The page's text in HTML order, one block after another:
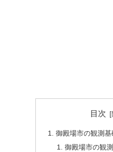
目次
御殿場市の観測基
御殿場市の観